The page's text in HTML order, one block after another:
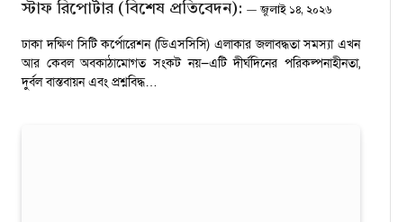
স্টাফ রিপোর্টার (বিশেষ প্রতিবেদন): জুলাই ১৪, ২০২৬
ঢাকা দক্ষিণ সিটি কর্পোরেশন (ডিএসসিসি) এলাকার জলাবদ্ধতা সমস্যা এখন
আর কেবল অবকাঠামোগত সংকট নয়—এটি দীর্ঘদিনের পরিকল্পনাহীনতা,
দুর্বল বাস্তবায়ন এবং প্রশ্নবিদ্ধ…